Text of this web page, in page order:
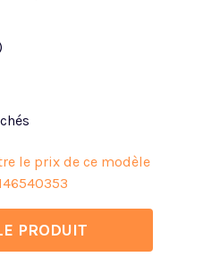
le prix de ce modèle
PRODUIT